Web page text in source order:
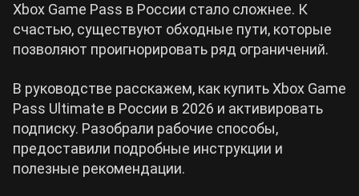
Hogwarts Legacy
Все игры
Xbox Game Pass в России стало сложнее. К
счастью, существуют обходные пути, которые
позволяют проигнорировать ряд ограничений.
В руководстве расскажем, как купить Xbox Game
Pass Ultimate в России в 2026 и активировать
подписку. Разобрали рабочие способы,
предоставили подробные инструкции и
полезные рекомендации.